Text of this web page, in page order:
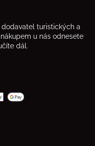
turistických a
u nás odnesete
dál.